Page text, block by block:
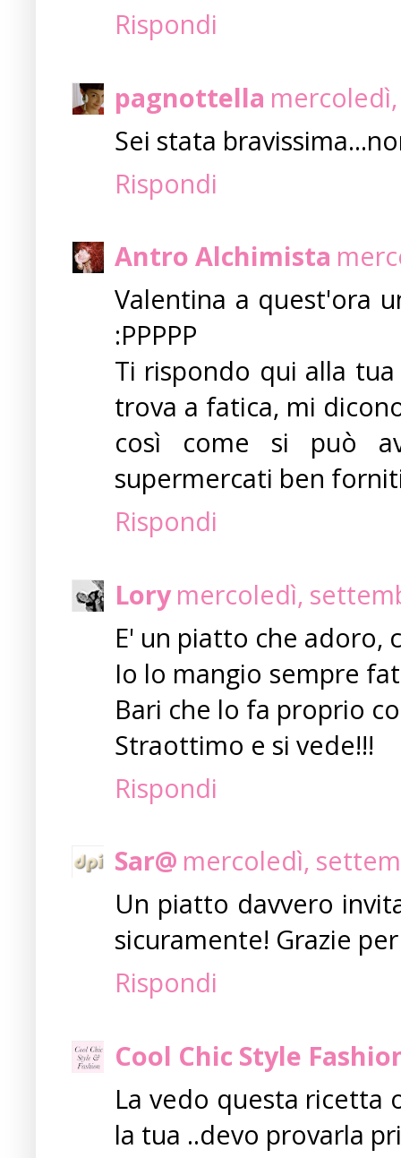
Rispondi
pagnottella
Sei stata
Rispondi
Antro Alchimista
Valentina a quest'ora
:PPPPP
Ti rispondo qui alla
trova a fatica, mi
così come si può
supermercati ben
Rispondi
Lory mercoledì,
E' un piatto che adoro,
Io lo mangio sempre
Bari che lo fa proprio
Straottimo e si vede!!!
Rispondi
Sar@ mercoledì,
Un piatto davvero
sicuramente! Grazie
Rispondi
Cool Chic Style
La vedo questa ricetta
la tua ..devo provarla